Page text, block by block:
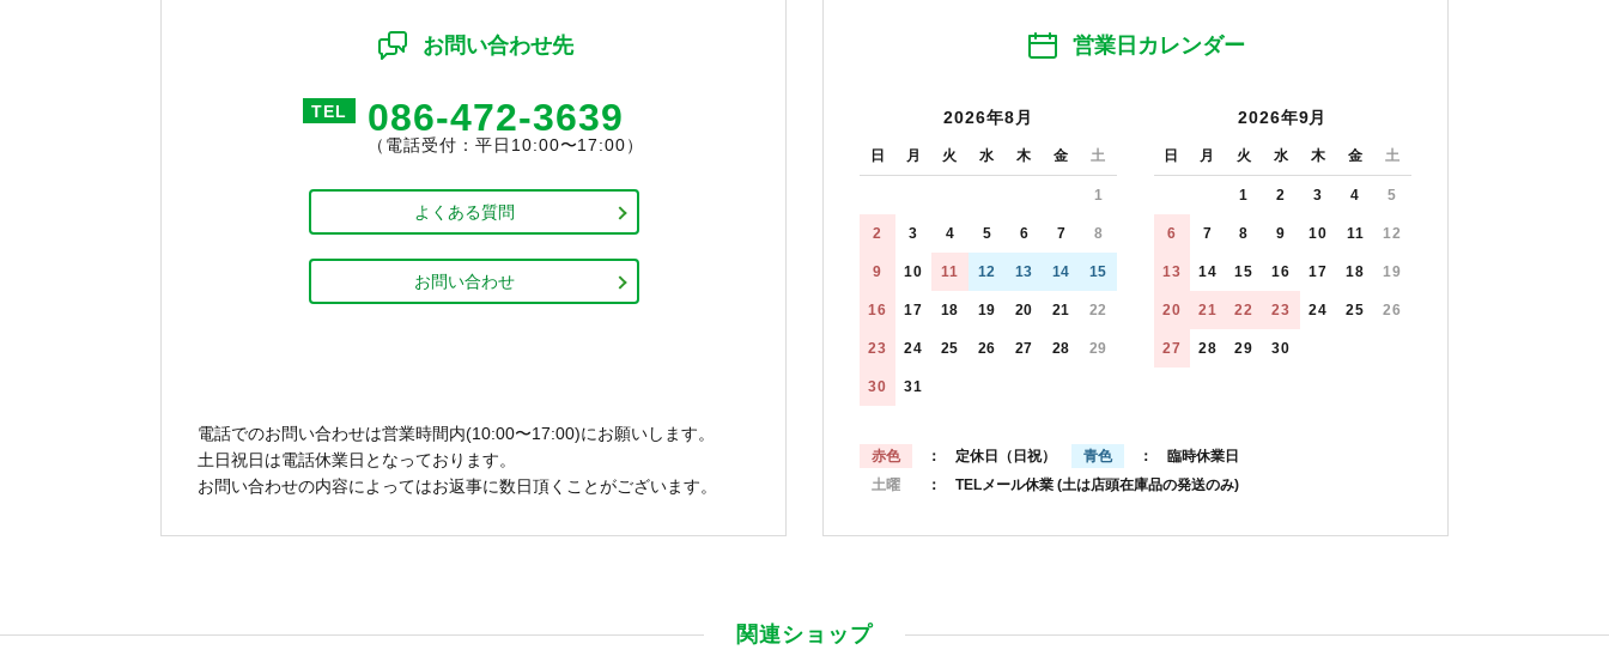
お問い合わせ先
TEL 086-472-3639
（電話受付：平日10:00〜17:00）
よくある質問
お問い合わせ
電話でのお問い合わせは営業時間内(10:00〜17:00)にお願いします。
土日祝日は電話休業日となっております。
お問い合わせの内容によってはお返事に数日頂くことがございます。
営業日カレンダー
2026年8月
日 月 火 水 木 金 土
1
2 3 4 5 6 7 8
9 10 11 12 13 14 15
16 17 18 19 20 21 22
23 24 25 26 27 28 29
30 31
2026年9月
日 月 火 水 木 金 土
1 2 3 4 5
6 7 8 9 10 11 12
13 14 15 16 17 18 19
20 21 22 23 24 25 26
27 28 29 30
赤色 ： 定休日（日祝） 青色
： 臨時休業日
土曜
： TELメール休業 (土は店頭在庫品の発送のみ)
関連ショップ